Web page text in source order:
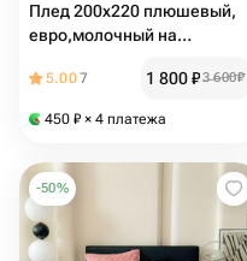
Плед 200х220 плюшевый,
евро,молочный на
5.007 1 800₽3 600₽
450 ₽ × 4 платежа
-50%